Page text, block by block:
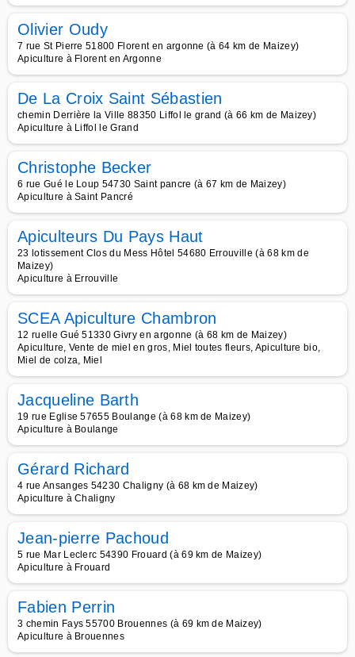
Olivier Oudy
7 rue St Pierre 51800 Florent en argonne (à 64 km de Maizey)
Apiculture à Florent en Argonne
De La Croix Saint Sébastien
chemin Derrière la Ville 88350 Liffol le grand (à 66 km de Maizey)
Apiculture à Liffol le Grand
Christophe Becker
6 rue Gué le Loup 54730 Saint pancre (à 67 km de Maizey)
Apiculture à Saint Pancré
Apiculteurs Du Pays Haut
23 lotissement Clos du Mess Hôtel 54680 Errouville (à 68 km de
Maizey)
Apiculture à Errouville
SCEA Apiculture Chambron
12 ruelle Gué 51330 Givry en argonne (à 68 km de Maizey)
Apiculture, Vente de miel en gros, Miel toutes fleurs, Apiculture bio,
Miel de colza, Miel
Jacqueline Barth
19 rue Eglise 57655 Boulange (à 68 km de Maizey)
Apiculture à Boulange
Gérard Richard
4 rue Ansanges 54230 Chaligny (à 68 km de Maizey)
Apiculture à Chaligny
Jean-pierre Pachoud
5 rue Mar Leclerc 54390 Frouard (à 69 km de Maizey)
Apiculture à Frouard
Fabien Perrin
3 chemin Fays 55700 Brouennes (à 69 km de Maizey)
Apiculture à Brouennes